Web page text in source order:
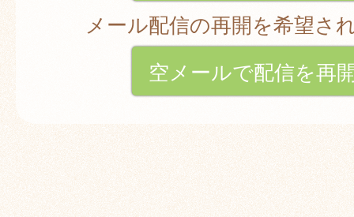
メール配信の再開を希望さ
空メールで配信を再